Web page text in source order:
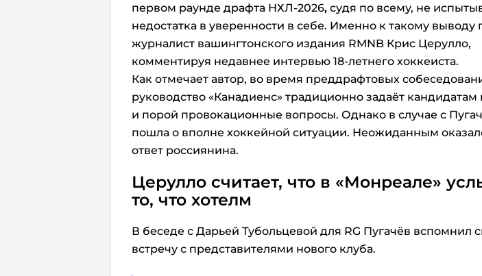
первом раунде драфта НХЛ-2026, судя по всему, не
недостатка в уверенности в себе. Именно к такому выводу
журналист вашингтонского издания RMNB Крис Церулло,
комментируя недавнее интервью 18-летнего хоккеиста.
Как отмечает автор, во время преддрафтовых
руководство «Канадиенс» традиционно задаёт
и порой провокационные вопросы. Однако в случае с
пошла о вполне хоккейной ситуации. Неожиданным
ответ россиянина.
Церулло считает, что в «Монреале»
то, что хотелм
В беседе с Дарьей Тубольцевой для RG Пугачёв вспомнил
встречу с представителями нового клуба.